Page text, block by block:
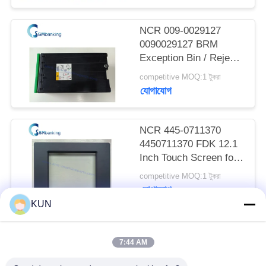
PRIVACY
POLICY
NCR 009-0029127
0090029127 BRM
Exception Bin / Reject
Cassette
competitive MOQ:1 টুকরা
যোগাযোগ
NCR 445-0711370
4450711370 FDK 12.1
Inch Touch Screen for
66XX Series ATM
competitive MOQ:1 টুকরা
যোগাযোগ
KUN
7:44 AM